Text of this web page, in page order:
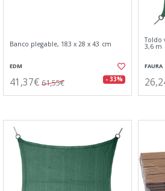
Banco plegable, 183 x 28 x 43 cm
EDM
41,37€ 61,55€ - 33%
Toldo
3,6 m
FAURA